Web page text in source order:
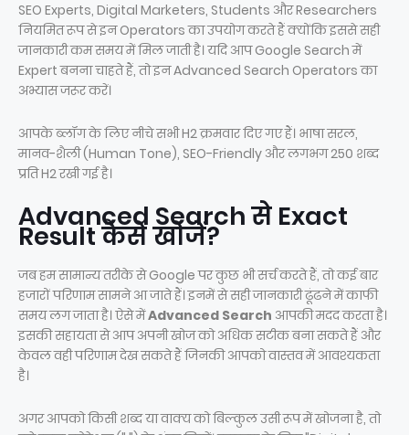
SEO Experts, Digital Marketers, Students और Researchers
नियमित रूप से इन Operators का उपयोग करते हैं क्योंकि इससे सही
जानकारी कम समय में मिल जाती है। यदि आप Google Search में
Expert बनना चाहते हैं, तो इन Advanced Search Operators का
अभ्यास जरूर करें।
आपके ब्लॉग के लिए नीचे सभी H2 क्रमवार दिए गए हैं। भाषा सरल,
मानव-शैली (Human Tone), SEO-Friendly और लगभग 250 शब्द
प्रति H2 रखी गई है।
Advanced Search से Exact
Result कैसे खोजें?
जब हम सामान्य तरीके से Google पर कुछ भी सर्च करते हैं, तो कई बार
हजारों परिणाम सामने आ जाते हैं। इनमें से सही जानकारी ढूंढने में काफी
समय लग जाता है। ऐसे मेंAdvanced Search आपकी मदद करता है।
इसकी सहायता से आप अपनी खोज को अधिक सटीक बना सकते हैं और
केवल वही परिणाम देख सकते हैं जिनकी आपको वास्तव में आवश्यकता
है।
अगर आपको किसी शब्द या वाक्य को बिल्कुल उसी रूप में खोजना है, तो